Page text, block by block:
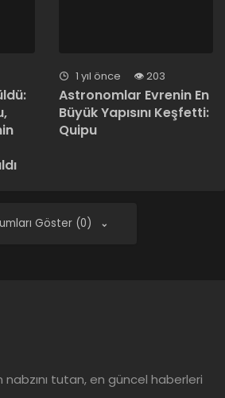
1 yıl önce 203
Astronomlar Evrenin En
Büyük Yapısını Keşfetti:
Quipu
Göster (0)
nabzını tutan, en güncel haberleri